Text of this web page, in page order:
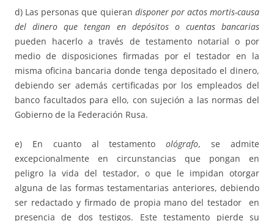
d) Las personas que quieran disponer por actos mortis-causa
del dinero que tengan en depósitos o cuentas bancarias
pueden hacerlo a través de testamento notarial o por
medio de disposiciones firmadas por el testador en la
misma oficina bancaria donde tenga depositado el dinero,
debiendo ser además certificadas por los empleados del
banco facultados para ello, con sujeción a las normas del
Gobierno de la Federación Rusa.
e) En cuanto al testamentoológrafo, se admite
excepcionalmente en circunstancias que pongan en
peligro la vida del testador, o que le impidan otorgar
alguna de las formas testamentarias anteriores, debiendo
ser redactado y firmado de propia mano del testador en
presencia de dos testigos. Este testamento pierde su